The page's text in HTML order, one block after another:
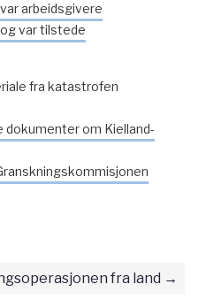
arbeidsgivere
var tilstede
fra katastrofen
om Kielland-
fra land